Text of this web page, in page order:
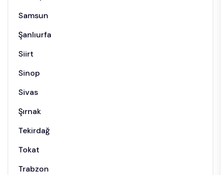
Samsun
Şanlıurfa
Siirt
Sinop
Sivas
Şırnak
Tekirdağ
Tokat
Trabzon